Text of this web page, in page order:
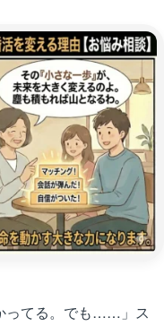
ってる。でも……」ス